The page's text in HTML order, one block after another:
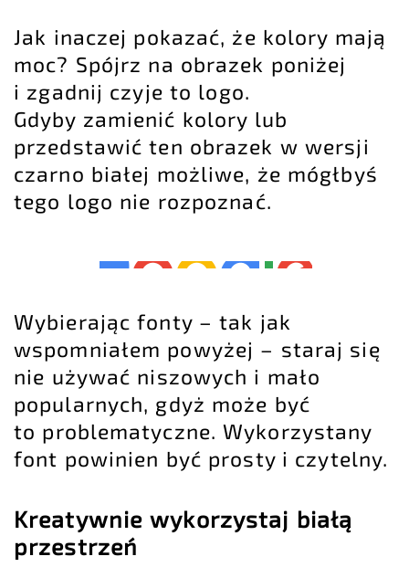
Jak inaczej pokazać, że kolory mają
moc? Spójrz na obrazek poniżej
i zgadnij czyje to logo.
Gdyby zamienić kolory lub
przedstawić ten obrazek w wersji
czarno białej możliwe, że mógłbyś
tego logo nie rozpoznać.
Wybierając fonty – tak jak
wspomniałem powyżej – staraj się
nie używać niszowych i mało
popularnych, gdyż może być
to problematyczne. Wykorzystany
font powinien być prosty i czytelny.
Kreatywnie wykorzystaj białą
przestrzeń